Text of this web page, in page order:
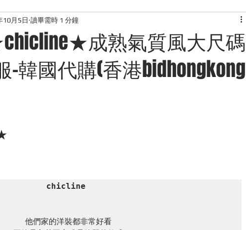
快閃團團 美食
代購網站 日本代購網站 旅行資訊
成熟氣質風大尺碼
韓國代購(香港bidhongkong
10月5日 讀畢需時 1 分鐘
chicline
他們家的洋裝都非常好看